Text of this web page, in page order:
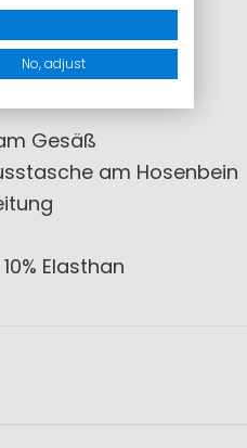
Gesäß
am Hosenbein
Elasthan
No, adjust